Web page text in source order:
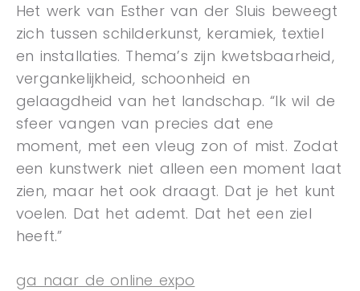
Het werk van Esther van der Sluis beweegt
zich tussen schilderkunst, keramiek, textiel
en installaties. Thema’s zijn kwetsbaarheid,
vergankelijkheid, schoonheid en
gelaagdheid van het landschap. “Ik wil de
sfeer vangen van precies dat ene
moment, met een vleug zon of mist. Zodat
een kunstwerk niet alleen een moment laat
zien, maar het ook draagt. Dat je het kunt
voelen. Dat het ademt. Dat het een ziel
heeft.”
ga naar de online expo